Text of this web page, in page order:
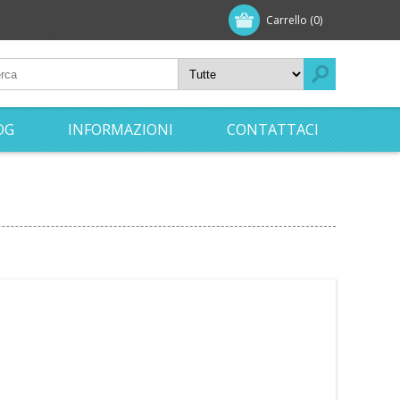
Carrello (0)
INFORMAZIONI CONTATTACI